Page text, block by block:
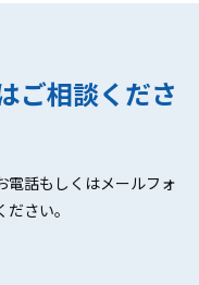
ご相談くださ
電話もしくはメールフォ
さい。